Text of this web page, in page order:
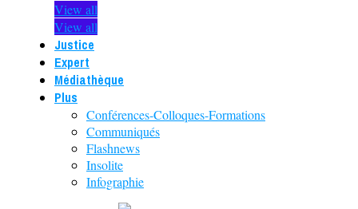
View all
View all
Justice
Expert
Médiathèque
Plus
Conférences-Colloques-Formations
Communiqués
Flashnews
Insolite
Infographie